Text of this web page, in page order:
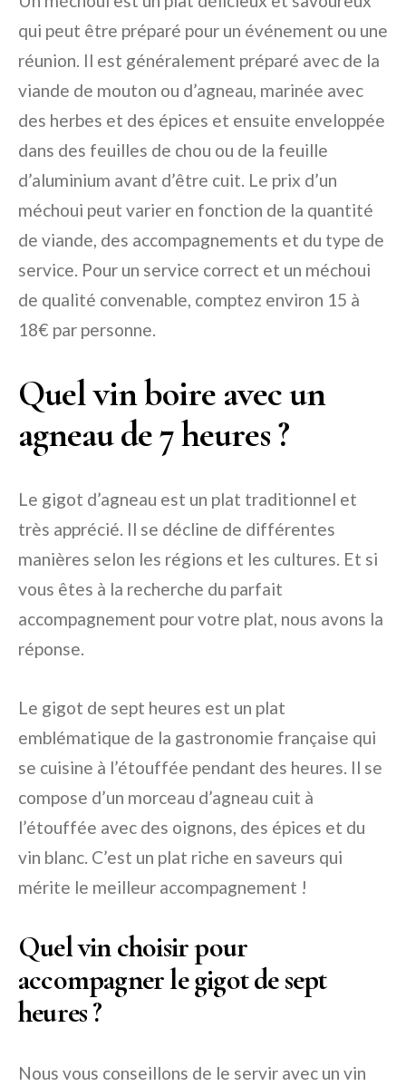
qui peut être préparé pour un événement ou une
réunion. Il est généralement préparé avec de la
viande de mouton ou d’agneau, marinée avec
des herbes et des épices et ensuite enveloppée
dans des feuilles de chou ou de la feuille
d’aluminium avant d’être cuit. Le prix d’un
méchoui peut varier en fonction de la quantité
de viande, des accompagnements et du type de
service. Pour un service correct et un méchoui
de qualité convenable, comptez environ 15 à
18€ par personne.
Quel vin boire avec un
agneau de 7 heures ?
Le gigot d’agneau est un plat traditionnel et
très apprécié. Il se décline de différentes
manières selon les régions et les cultures. Et si
vous êtes à la recherche du parfait
accompagnement pour votre plat, nous avons la
réponse.
Le gigot de sept heures est un plat
emblématique de la gastronomie française qui
se cuisine à l’étouffée pendant des heures. Il se
compose d’un morceau d’agneau cuit à
l’étouffée avec des oignons, des épices et du
vin blanc. C’est un plat riche en saveurs qui
mérite le meilleur accompagnement !
Quel vin choisir pour
accompagner le gigot de sept
heures ?
Nous vous conseillons de le servir avec un vin